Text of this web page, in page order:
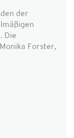
der
Die
Forster,